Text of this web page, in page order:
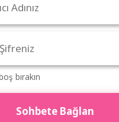
bırakın
Sohbete Bağlan